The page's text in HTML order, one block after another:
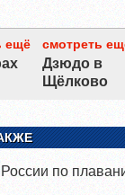
ещё смотреть
Дзюдо в
Щёлково
по